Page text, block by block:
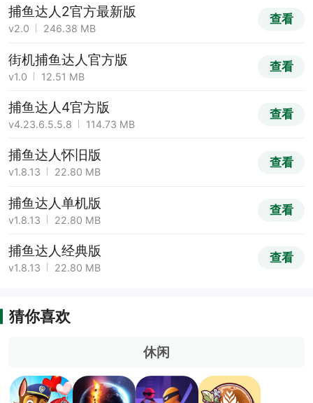
捕鱼达人2官方最新版
v2.0 246.38 MB
查看
街机捕鱼达人官方版
v1.0 12.51 MB
查看
捕鱼达人4官方版
v4.23.6.5.5.8 114.73 MB
查看
捕鱼达人怀旧版
v1.8.13 22.80 MB
查看
捕鱼达人单机版
v1.8.13 22.80 MB
查看
捕鱼达人经典版
v1.8.13 22.80 MB
查看
猜你喜欢
休闲